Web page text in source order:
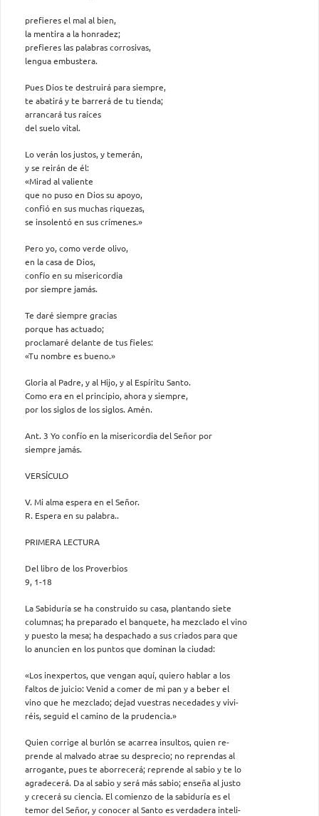
prefieres el mal al bien,
la mentira a la honradez;
prefieres las palabras corrosivas,
lengua embustera.
Pues Dios te destruirá para siempre,
te abatirá y te barrerá de tu tienda;
arrancará tus raíces
del suelo vital.
Lo verán los justos, y temerán,
y se reirán de él:
«Mirad al valiente
que no puso en Dios su apoyo,
confió en sus muchas riquezas,
se insolentó en sus crímenes.»
Pero yo, como verde olivo,
en la casa de Dios,
confío en su misericordia
por siempre jamás.
Te daré siempre gracias
porque has actuado;
proclamaré delante de tus fieles:
«Tu nombre es bueno.»
Gloria al Padre, y al Hijo, y al Espíritu Santo.
Como era en el principio, ahora y siempre,
por los siglos de los siglos. Amén.
Ant. 3 Yo confío en la misericordia del Señor por
siempre jamás.
VERSÍCULO
V. Mi alma espera en el Señor.
R. Espera en su palabra..
PRIMERA LECTURA
Del libro de los Proverbios
9, 1-18
La Sabiduría se ha construido su casa, plantando siete
columnas; ha preparado el banquete, ha mezclado el vino
y puesto la mesa; ha despachado a sus criados para que
lo anuncien en los puntos que dominan la ciudad:
«Los inexpertos, que vengan aquí, quiero hablar a los
faltos de juicio: Venid a comer de mi pan y a beber el
vino que he mezclado; dejad vuestras necedades y vivi-
réis, seguid el camino de la prudencia.»
Quien corrige al burlón se acarrea insultos, quien re-
prende al malvado atrae su desprecio; no reprendas al
arrogante, pues te aborrecerá; reprende al sabio y te lo
agradecerá. Da al sabio y será más sabio; enseña al justo
y crecerá su ciencia. El comienzo de la sabiduría es el
temor del Señor, y conocer al Santo es verdadera inteli-